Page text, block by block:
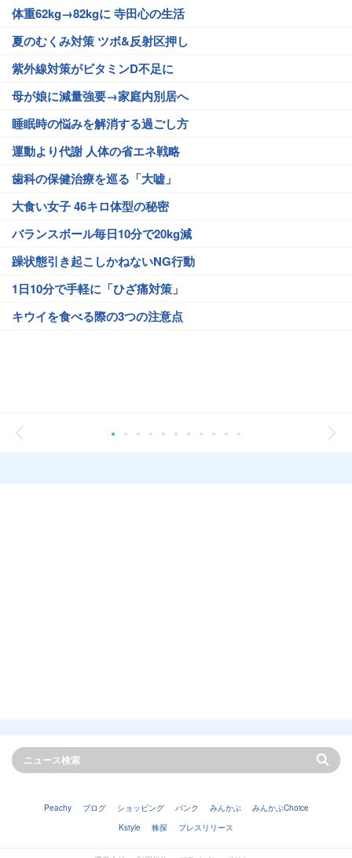
体重62kg→82kgに 寺田心の生活
夏のむくみ対策 ツボ&反射区押し
紫外線対策がビタミンD不足に
母が娘に減量強要→家庭内別居へ
睡眠時の悩みを解消する過ごし方
運動より代謝 人体の省エネ戦略
歯科の保健治療を巡る「大嘘」
大食い女子 46キロ体型の秘密
バランスボール毎日10分で20kg減
躁状態引き起こしかねないNG行動
1日10分で手軽に「ひざ痛対策」
キウイを食べる際の3つの注意点
Peachy ブログ ショッピング バンク みんかぶ
みんかぶChoice
Kstyle
株探 プレスリリース